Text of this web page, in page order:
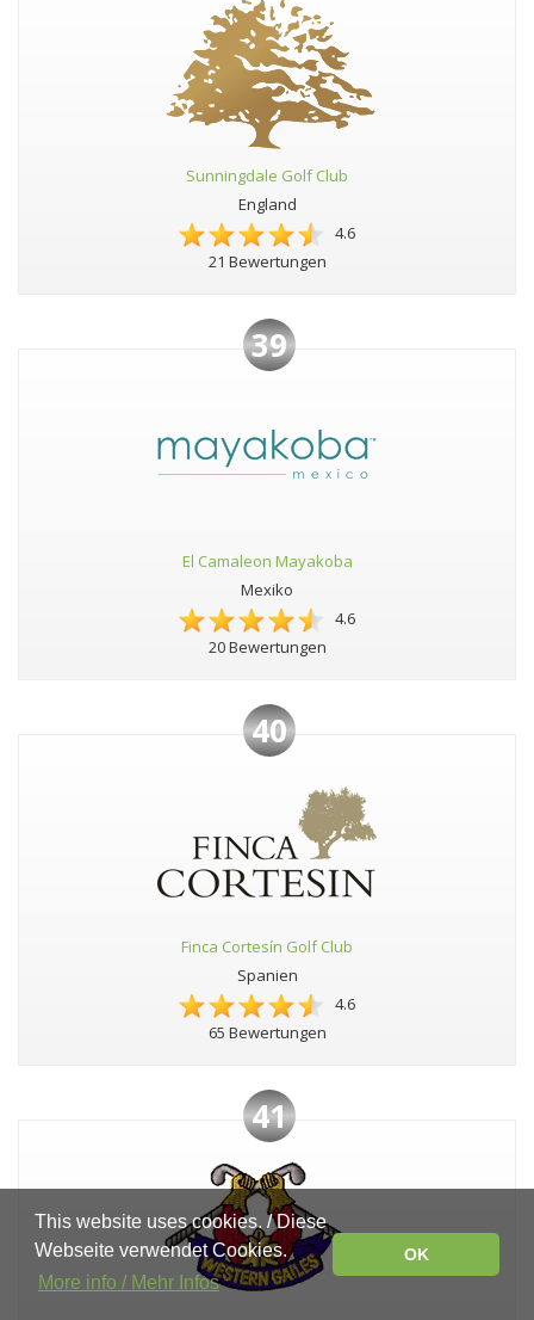
Sunningdale Golf Club
England
4.6
21 Bewertungen
39
El Camaleon Mayakoba
Mexiko
4.6
20 Bewertungen
40
Finca Cortesín Golf Club
Spanien
4.6
65 Bewertungen
41
This website uses cookies. / Diese
Webseite verwendet Cookies.
More info / Mehr Infos
OK